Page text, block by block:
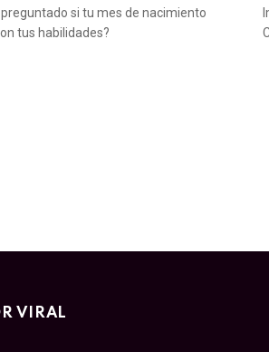
si tu mes de nacimiento
tus habilidades?
VIRAL